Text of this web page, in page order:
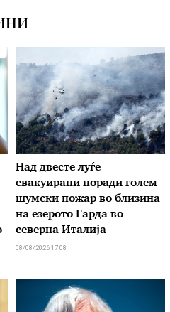
Над двесте луѓе
евакуирани поради голем
шумски пожар во близина
на езерото Гарда во
северна Италија
08/08/2026 17:08